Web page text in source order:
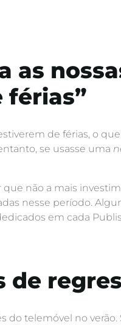
as
férias”
de férias, o
se usasse uma
não a mais
nesse período.
em cada
de
do telemóvel no